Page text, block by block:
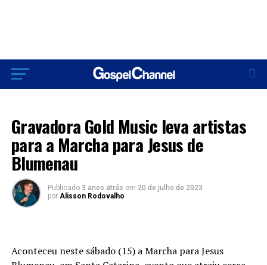
Gravadora Gold Music leva artistas
para a Marcha para Jesus de
Blumenau
Publicado 3 anos atrás em 20 de julho de 2023
por Alisson Rodovalho
Aconteceu neste sábado (15) a Marcha para Jesus